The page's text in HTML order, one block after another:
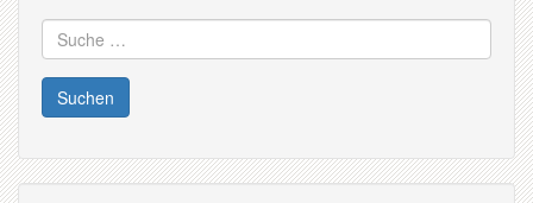
Suche
nach: